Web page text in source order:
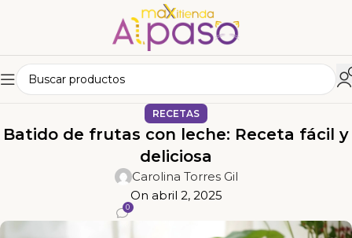
RECETAS
Batido de frutas con leche: Receta fácil y
deliciosa
Carolina Torres Gil
On abril 2, 2025
0